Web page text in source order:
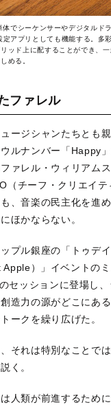
体でシーケンサーやデジタルド
アプリとしても機能する。多
ッド上に配することができ、
める。
ファレル
ージシャンたちとも
ルナンバー「Happy
ァレル・ウィリアム
（チーフ・クリエイテ
、音楽の民主化を進
ほかならない。
プル銀座の「トゥデ
Apple）」イベントの
セッションに登場し、
造力の源がどこにあ
ークを繰り広げた。
それは特別なことで
く。
は人類が前進するため